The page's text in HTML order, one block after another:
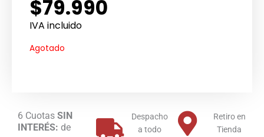
precio
original
$124.990.
$79.990
precio
actual
$79.990.
IVA incluido
Agotado
6 Cuotas SIN
INTERÉS: de
Despacho
a todo
Retiro en
Tienda